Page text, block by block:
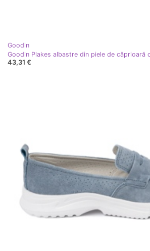
Goodin
Goodin Plakes albastre din piele de căprioară
43,31 €